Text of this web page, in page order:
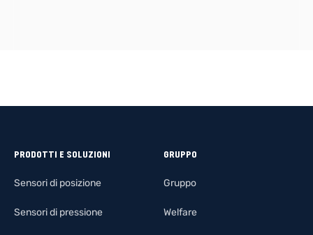
PRODOTTI E SOLUZIONI
Sensori di posizione
Sensori di pressione
GRUPPO
Gruppo
Welfare